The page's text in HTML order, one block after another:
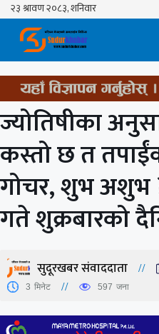
Skip
content
ज्योतिषीका
कस्तो छ त
गोचर, शुभ अशुभ
गते शुक्रबारको
सुदूरखबर संवाददाता
3 मिनेट 597 जना